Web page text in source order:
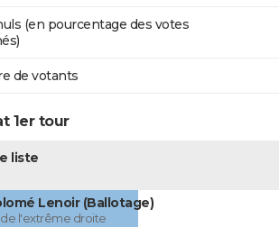
(en pourcentage des votes
de votants
1er tour
liste
Lenoir (Ballotage)
l'extrême droite